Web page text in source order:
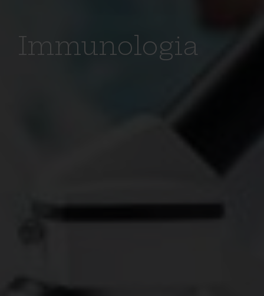
Immunologia